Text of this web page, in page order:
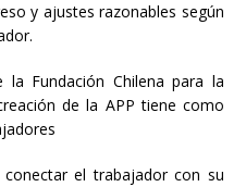
y ajustes razonables según
la Fundación Chilena para la
de la APP tiene como
el trabajador con su